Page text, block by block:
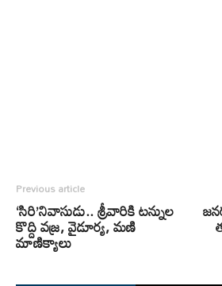
Previous article
‘సిరి’నివాసుడు.. శ్రీవారికి టన్నుల
కొద్ది వజ్ర, వైడూర్య, మణి
మాణిక్యాలు